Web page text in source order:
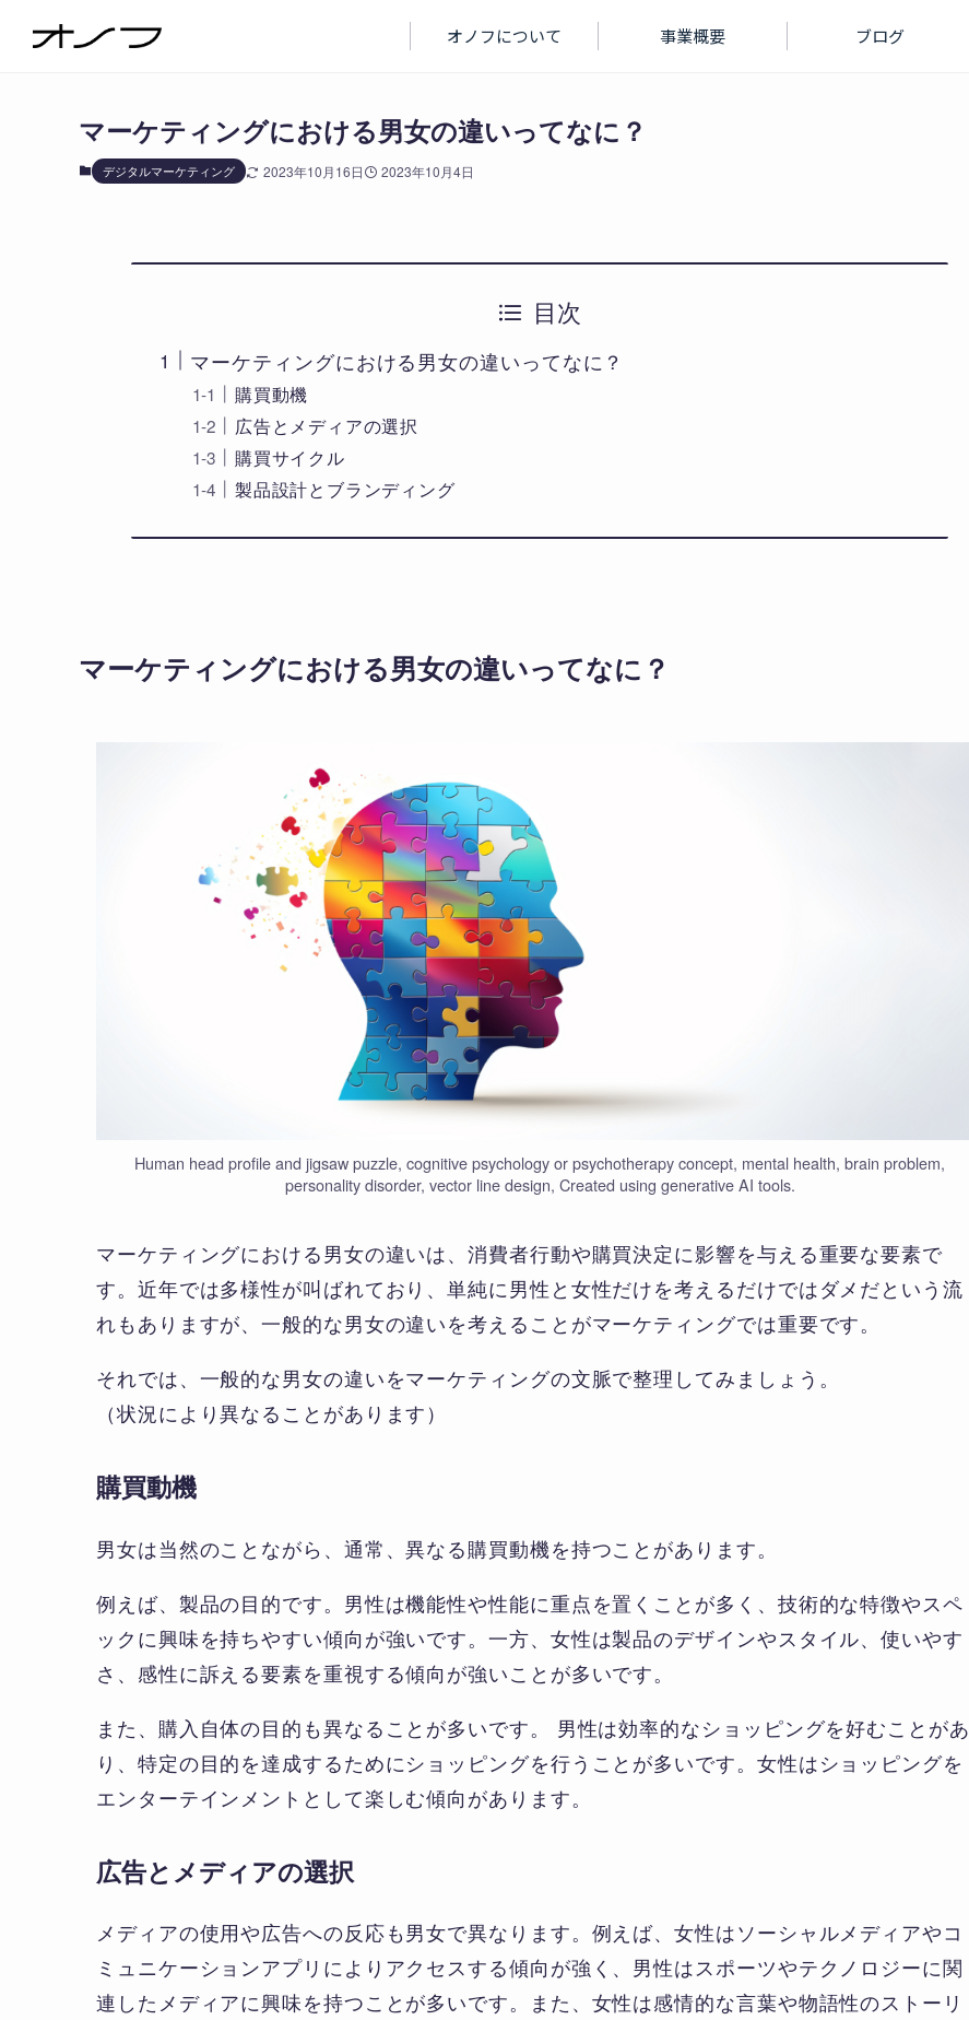
オノフについて 事業概要 ブログ
マーケティングにおける男女の違いってなに？
デジタルマーケティング 2023年10月16日 2023年10月4日
目次
マーケティングにおける男女の違いってなに？
購買動機
広告とメディアの選択
購買サイクル
製品設計とブランディング
マーケティングにおける男女の違いってなに？
Human head profile and jigsaw puzzle, cognitive psychology or psychotherapy concept, mental health, brain problem,
personality disorder, vector line design, Created using generative AI tools.
マーケティングにおける男女の違いは、消費者行動や購買決定に影響を与える重要な要素で
す。近年では多様性が叫ばれており、単純に男性と女性だけを考えるだけではダメだという流
れもありますが、一般的な男女の違いを考えることがマーケティングでは重要です。
それでは、一般的な男女の違いをマーケティングの文脈で整理してみましょう。
（状況により異なることがあります）
購買動機
男女は当然のことながら、通常、異なる購買動機を持つことがあります。
例えば、製品の目的です。男性は機能性や性能に重点を置くことが多く、技術的な特徴やスペ
ックに興味を持ちやすい傾向が強いです。一方、女性は製品のデザインやスタイル、使いやす
さ、感性に訴える要素を重視する傾向が強いことが多いです。
また、購入自体の目的も異なることが多いです。 男性は効率的なショッピングを好むことがあ
り、特定の目的を達成するためにショッピングを行うことが多いです。女性はショッピングを
エンターテインメントとして楽しむ傾向があります。
広告とメディアの選択
メディアの使用や広告への反応も男女で異なります。例えば、女性はソーシャルメディアやコ
ミュニケーションアプリによりアクセスする傾向が強く、男性はスポーツやテクノロジーに関
連したメディアに興味を持つことが多いです。また、女性は感情的な言葉や物語性のストーリ